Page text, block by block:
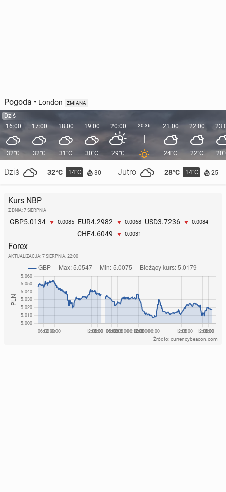
Pogoda • London ZMIANA
Dziś
16:00
32°C
Dziś 32°C 14°C 30 Jutro 28°C 14°C 25
17:00
32°C
18:00
31°C
19:00
30°C
20:00
29°C
20:36 21:00
24°C
22:00
22°C
Kurs NBP
Z DNIA: 7 SIERPNIA
GBP5.0134 -0.0085 EUR4.2982 -0.0068 USD3.7236 -0.0084
CHF4.6049 -0.0031
Forex
AKTUALIZACJA: 7 SIERPNIA, 22:00
Źródło: currencybeacon.com